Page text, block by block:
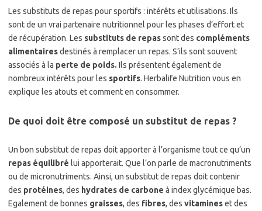
Les substituts de repas pour sportifs : intérêts et utilisations. Ils
sont de un vrai partenaire nutritionnel pour les phases d’effort et
de récupération. Les substituts de repassont des compléments
alimentairesdestinés à remplacer un repas. S’ils sont souvent
associés à la perte de poids. Ils présentent également de
nombreux intérêts pour les sportifs. Herbalife Nutrition vous en
explique les atouts et comment en consommer.
De quoi doit être composé un substitut de repas ?
Un bon substitut de repas doit apporter à l’organisme tout ce qu’un
repas équilibré lui apporterait. Que l’on parle de macronutriments
ou de micronutriments. Ainsi, un substitut de repas doit contenir
des protéines, des hydrates de carbone à index glycémique bas.
Egalement de bonnes graisses, des fibres, des vitamineset des